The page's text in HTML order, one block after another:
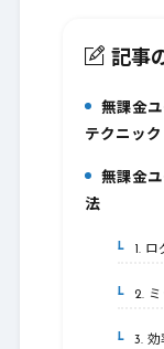
記事
無課金
テクニック
2.無課金
法
2-1. 1.
2-2.2.
2-3.3. 効